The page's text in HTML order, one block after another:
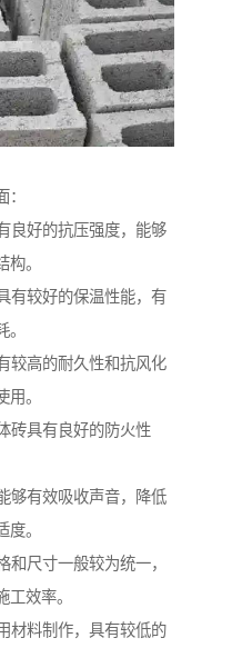
良好的抗压强度，能够
。
有较好的保温性能，有
较高的耐久性和抗风化
。
砖具有良好的防火性
够有效吸收声音，降低
。
尺寸一般较为统一，
效率。
材料制作，具有较低的